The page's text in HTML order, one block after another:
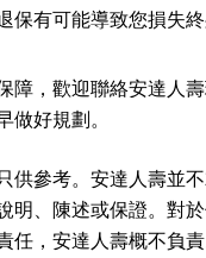
保有可能導致您損失
障，歡迎聯絡安達人
做好規劃。
供參考。安達人壽並
明、陳述或保證。對
任，安達人壽概不負